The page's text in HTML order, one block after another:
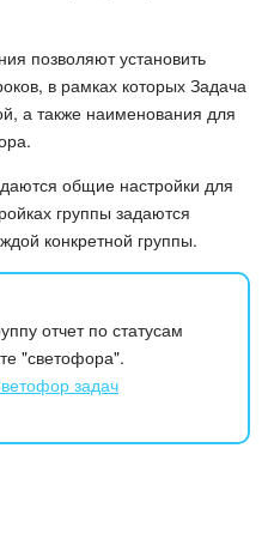
позволяют установить
в рамках которых Задача
а также наименования для
общие настройки для
группы задаются
конкретной группы.
отчет по статусам
"светофора".
задач